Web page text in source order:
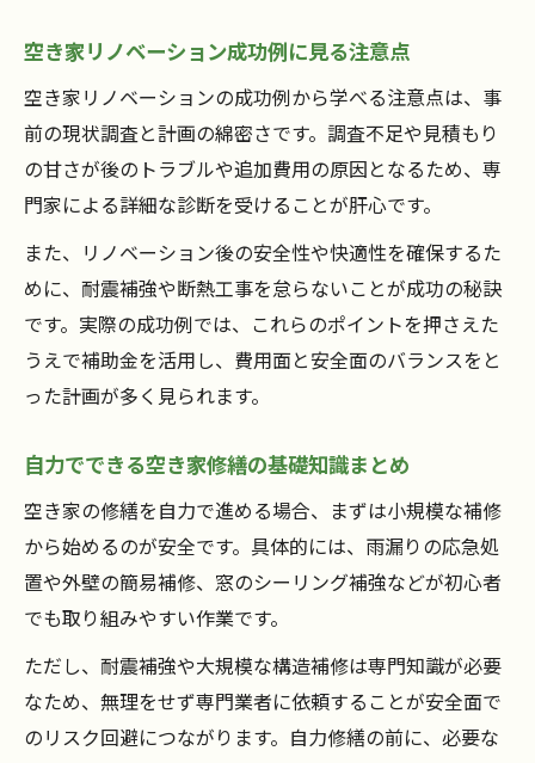
空き家リノベーション成功例に見る注意点
空き家リノベーションの成功例から学べる注意点は、事
前の現状調査と計画の綿密さです。調査不足や見積もり
の甘さが後のトラブルや追加費用の原因となるため、専
門家による詳細な診断を受けることが肝心です。
また、リノベーション後の安全性や快適性を確保するた
めに、耐震補強や断熱工事を怠らないことが成功の秘訣
です。実際の成功例では、これらのポイントを押さえた
うえで補助金を活用し、費用面と安全面のバランスをと
った計画が多く見られます。
自力でできる空き家修繕の基礎知識まとめ
空き家の修繕を自力で進める場合、まずは小規模な補修
から始めるのが安全です。具体的には、雨漏りの応急処
置や外壁の簡易補修、窓のシーリング補強などが初心者
でも取り組みやすい作業です。
ただし、耐震補強や大規模な構造補修は専門知識が必要
なため、無理をせず専門業者に依頼することが安全面で
のリスク回避につながります。自力修繕の前に、必要な